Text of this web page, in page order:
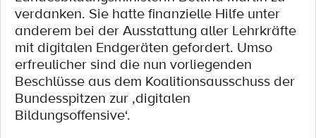
verdanken. Sie hatte finanzielle Hilfe unter
anderem bei der Ausstattung aller Lehrkräfte
mit digitalen Endgeräten gefordert. Umso
erfreulicher sind die nun vorliegenden
Beschlüsse aus dem Koalitionsausschuss der
Bundesspitzen zur ‚digitalen
Bildungsoffensive‘.